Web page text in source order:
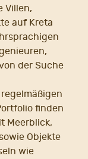
Villen,
auf Kreta
der Suche
finden
Meerblick,
Objekte
wie